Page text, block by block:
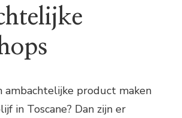
ambachtelijke product maken
in Toscane? Dan zijn er